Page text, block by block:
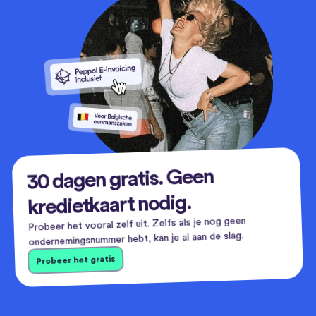
30 dagen gratis. Geen
kredietkaart nodig.
Probeer het vooral zelf uit. Zelfs als je nog geen
ondernemingsnummer hebt, kan je al aan de slag.
Probeer het gratis